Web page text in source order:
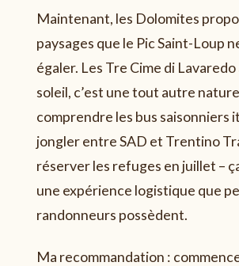
Maintenant, les Dolomites
paysages que le Pic Saint-Loup
égaler. Les Tre Cime di
soleil, c’est une tout autre
comprendre les bus saisonniers
jongler entre SAD et Trentino
réserver les refuges en juillet –
une expérience logistique que
randonneurs possèdent.
Ma recommandation :